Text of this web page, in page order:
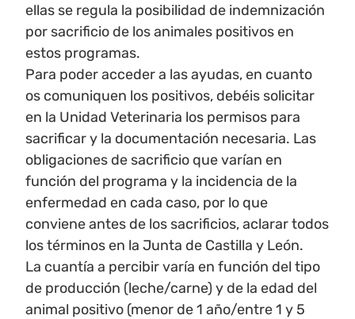
ellas se regula la posibilidad de indemnización
por sacrificio de los animales positivos en
estos programas.
Para poder acceder a las ayudas, en cuanto
os comuniquen los positivos, debéis solicitar
en la Unidad Veterinaria los permisos para
sacrificar y la documentación necesaria. Las
obligaciones de sacrificio que varían en
función del programa y la incidencia de la
enfermedad en cada caso, por lo que
conviene antes de los sacrificios, aclarar todos
los términos en la Junta de Castilla y León.
La cuantía a percibir varía en función del tipo
de producción (leche/carne) y de la edad del
animal positivo (menor de 1 año/entre 1 y 5